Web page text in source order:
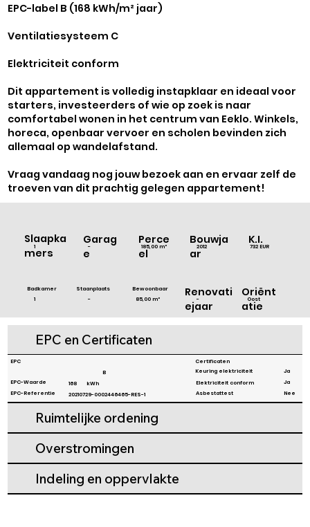
EPC-label B (168 kWh/m² jaar)
Ventilatiesysteem C
Elektriciteit conform
Dit appartement is volledig instapklaar en ideaal voor
starters, investeerders of wie op zoek is naar
comfortabel wonen in het centrum van Eeklo. Winkels,
horeca, openbaar vervoer en scholen bevinden zich
allemaal op wandelafstand.
Vraag vandaag nog jouw bezoek aan en ervaar zelf de
troeven van dit prachtig gelegen appartement!
85,00 m²
Bewoonbaar
185,00 m²
Perce
el
-
Staanplaats
-
Garag
e
1
Badkamer
1
Slaapka
mers
2012
Bouwja
ar
Renovati
ejaar
K.I.
Oriënt
atie
-
732 EUR
Oost
EPC en Certificaten
EPC
B
EPC-Waarde
EPC-Referentie
Keuring elektriciteit
Ja
Elektriciteit conform
Asbestattest
Ja
Nee
168
20210729-0002446465-RES-1
Certificaten
kWh
Ruimtelijke ordening
Overstromingen
Indeling en oppervlakte